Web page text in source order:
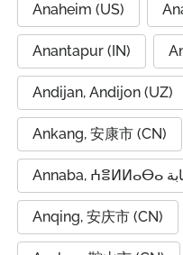
Anaheim (US)
Anantapur (IN)
Andijan, Andijon (UZ)
Ankang, 安康市 (CN)
Anqing, 安庆市 (CN)